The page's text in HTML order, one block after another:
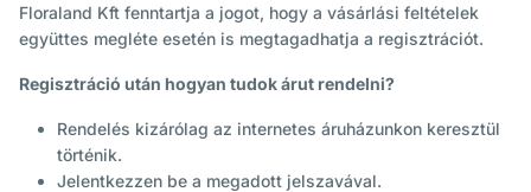
Floraland Kft fenntartja a jogot, hogy a vásárlási feltételek
együttes megléte esetén is megtagadhatja a regisztrációt.
Regisztráció után hogyan tudok árut rendelni?
Rendelés kizárólag az internetes áruházunkon keresztül
történik.
Jelentkezzen be a megadott jelszavával.